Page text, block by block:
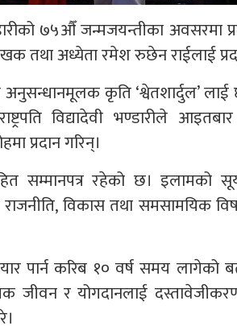
७५औँ जन्मजयन्तीका अवसरमा
तथा अध्येता रमेश रुछेन राईलाई
कृति ‘श्वेतशार्दुल’ लाई
विद्यादेवी भण्डारीले आइतबार
प्रदान गरिन्।
सम्मानपत्र रहेको छ। इलामको
विकास तथा समसामयिक
पार्न करिब १० वर्ष समय लागेको
जीवन र योगदानलाई